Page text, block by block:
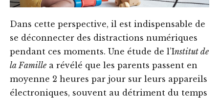
Dans cette perspective, il est indispensable de
se déconnecter des distractions numériques
pendant ces moments. Une étude de l’Institut de
la Famille a révélé que les parents passent en
moyenne 2 heures par jour sur leurs appareils
électroniques, souvent au détriment du temps